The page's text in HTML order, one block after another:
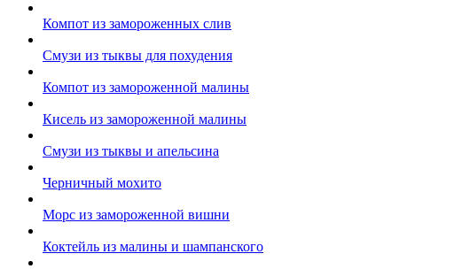
Компот из замороженных слив
Смузи из тыквы для похудения
Компот из замороженной малины
Кисель из замороженной малины
Смузи из тыквы и апельсина
Черничный мохито
Морс из замороженной вишни
Коктейль из малины и шампанского